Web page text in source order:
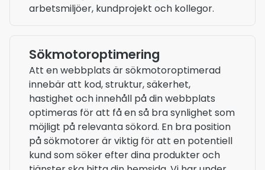
arbetsmiljöer, kundprojekt och kollegor.
Sökmotoroptimering
Att en webbplats är sökmotoroptimerad
innebär att kod, struktur, säkerhet,
hastighet och innehåll på din webbplats
optimeras för att få en så bra synlighet som
möjligt på relevanta sökord. En bra position
på sökmotorer är viktig för att en potentiell
kund som söker efter dina produkter och